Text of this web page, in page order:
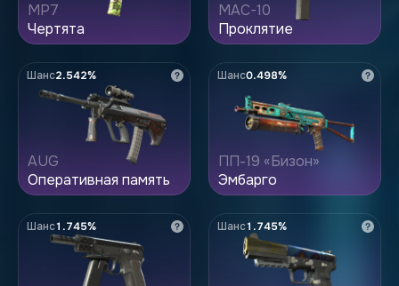
MP7
Чертята
MAC-10
Проклятие
AUG
Оперативная память
Шанс2.542%
ПП-19 «Бизон»
Эмбарго
Шанс0.498%
Шанс1.745% Шанс1.745%